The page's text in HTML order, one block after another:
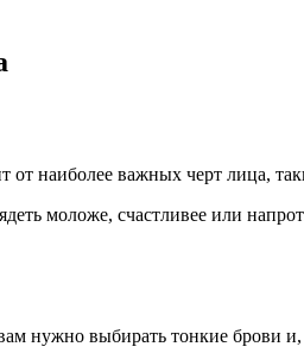
наиболее важных черт лица,
моложе, счастливее или
нужно выбирать тонкие брови